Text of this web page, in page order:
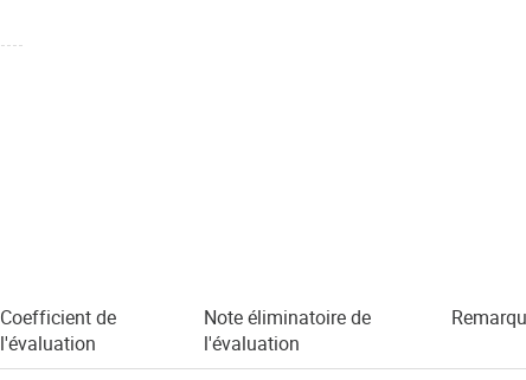
Coefficient de
l'évaluation
Note éliminatoire de
l'évaluation